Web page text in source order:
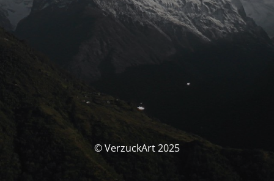
© VerzuckArt 2025